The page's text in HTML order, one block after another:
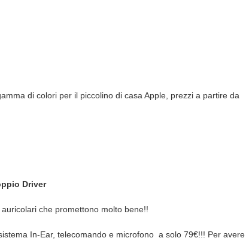
di colori per il piccolino di casa Apple, prezzi a partire da
Driver
che promettono molto bene!!
In-Ear, telecomando e microfono a solo 79€!!! Per avere